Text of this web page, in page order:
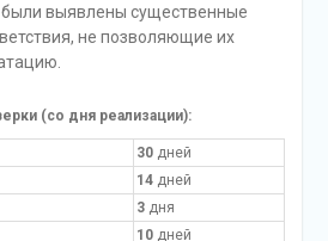
были выявлены существенные
не позволяющие их
(со дня реализации):
30дней
14дней
3дня
10дней